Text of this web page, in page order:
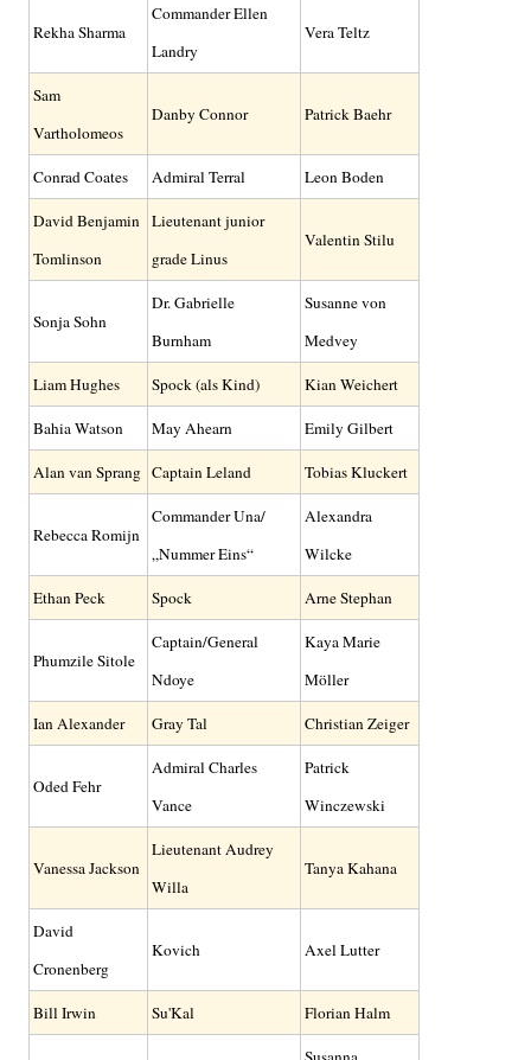
Rekha Sharma
Commander Ellen
Landry
Vera Teltz
Sam
Vartholomeos
Danby Connor Patrick Baehr
Conrad Coates Admiral Terral Leon Boden
David Benjamin
Tomlinson
Lieutenant junior
grade Linus
Valentin Stilu
Sonja Sohn
Dr. Gabrielle
Burnham
Susanne von
Medvey
Liam Hughes Spock (als Kind) Kian Weichert
Bahia Watson May Ahearn Emily Gilbert
Alan van Sprang Captain Leland Tobias Kluckert
Rebecca Romijn
Commander Una/
„Nummer Eins“
Alexandra
Wilcke
Ethan Peck Spock Arne Stephan
Phumzile Sitole
Captain/General
Ndoye
Kaya Marie
Möller
Ian Alexander Gray Tal Christian Zeiger
Oded Fehr
Admiral Charles
Vance
Patrick
Winczewski
Vanessa Jackson
Lieutenant Audrey
Willa
Tanya Kahana
David
Cronenberg
Kovich Axel Lutter
Bill Irwin Su'Kal Florian Halm